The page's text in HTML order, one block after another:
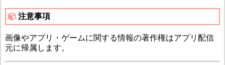
注意事項
画像やアプリ・ゲームに関する情報の著作権はアプリ配信
元に帰属します。